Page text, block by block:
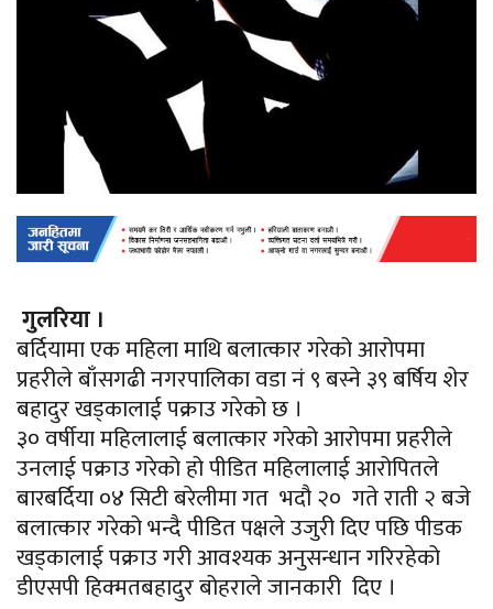
गुलरिया ।
बर्दियामा एक महिला माथि बलात्कार गरेको आरोपमा
प्रहरीले बाँसगढी नगरपालिका वडा नं ९ बस्ने ३९बर्षियशेर
बहादुर खड्कालाई पक्राउ गरेको छ ।
३० वर्षीया महिलालाई बलात्कार गरेको आरोपमा प्रहरीले
उनलाई पक्राउ गरेको हो पीडित महिलालाई आरोपितले
बारबर्दिया०४ सिटी बरेलीमा गत भदौ २० गते राती २ बजे
बलात्कार गरेको भन्दै पीडित पक्षले उजुरी दिए पछि पीडक
खड्कालाई पक्राउ गरी आवश्यक अनुसन्धान गरिरहेको
डीएसपी हिक्मतबहादुर बोहराले जानकारी दिए ।